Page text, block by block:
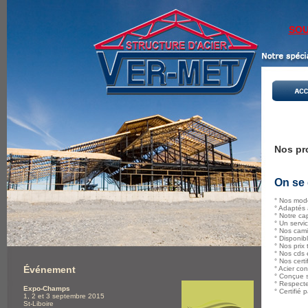
Nos
On se
° Nos
°
° Notre
° Un
° Nos
°
° Nos prix
° Nos cds
° Nos
° Acier
° Conçue
°
° Certifié
Événement
Expo-Champs
1, 2 et 3 septembre 2015
St-Liboire